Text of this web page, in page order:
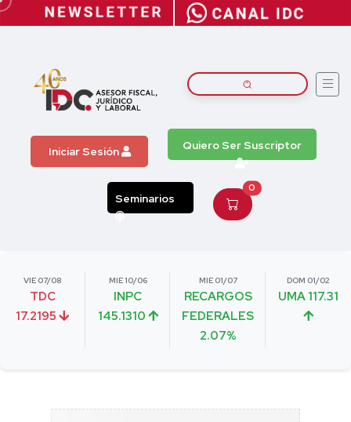
Iniciar Sesión Quiero Ser Suscriptor
Seminarios
0
VIE 07/08
TDC
17.2195
MIE 10/06
INPC
145.1310
MIE 01/07
RECARGOS
FEDERALES
2.07%
DOM 01/02
UMA 117.31